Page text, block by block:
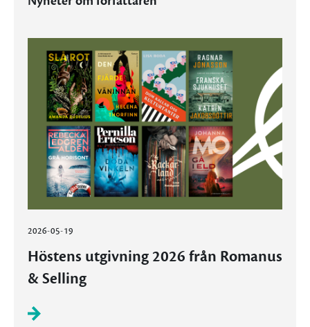
2026-05-19
Höstens utgivning 2026 från Romanus
& Selling